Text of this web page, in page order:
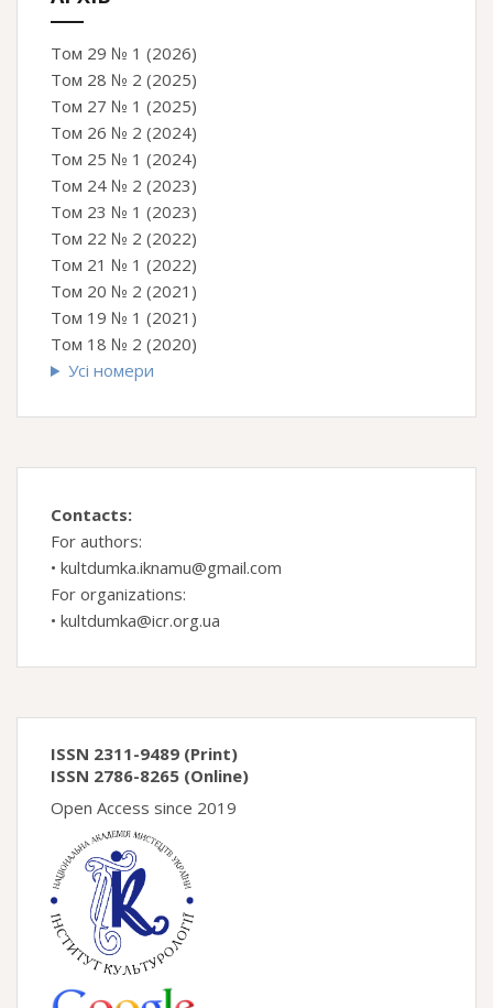
Том 29 № 1 (2026)
Том 28 № 2 (2025)
Том 27 № 1 (2025)
Том 26 № 2 (2024)
Том 25 № 1 (2024)
Том 24 № 2 (2023)
Том 23 № 1 (2023)
Том 22 № 2 (2022)
Том 21 № 1 (2022)
Том 20 № 2 (2021)
Том 19 № 1 (2021)
Том 18 № 2 (2020)
Усі номери
Contacts:
For authors:
• kultdumka.iknamu@gmail.com
For organizations:
• kultdumka@icr.org.ua
ISSN 2311-9489 (Print)
ISSN 2786-8265 (Online)
Open Access since 2019